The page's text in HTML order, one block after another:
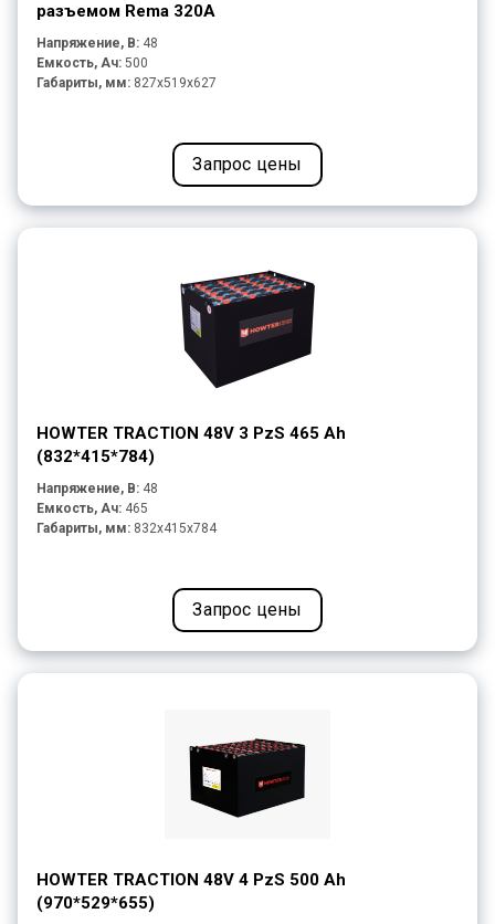
разъемом Rema 320A
Напряжение, В: 48
Емкость, Ач: 500
Габариты, мм: 827x519x627
Запрос цены
HOWTER TRACTION 48V 3 PzS 465 Ah
(832*415*784)
Напряжение, В: 48
Емкость, Ач: 465
Габариты, мм: 832x415x784
Запрос цены
HOWTER TRACTION 48V 4 PzS 500 Ah
(970*529*655)